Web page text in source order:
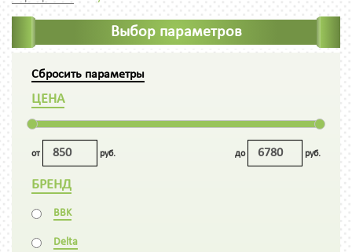
Выбор параметров
Сбросить параметры
ЦЕНА
от руб. до руб.
БРЕНД
BBK
Delta